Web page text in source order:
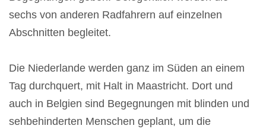
sechs von anderen Radfahrern auf einzelnen
Abschnitten begleitet.
Die Niederlande werden ganz im Süden an einem
Tag durchquert, mit Halt in Maastricht. Dort und
auch in Belgien sind Begegnungen mit blinden und
sehbehinderten Menschen geplant, um die